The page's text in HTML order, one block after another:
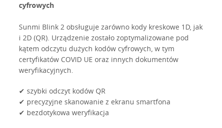
cyfrowych
Sunmi Blink 2 obsługuje zarówno kody kreskowe 1D, jak
i 2D (QR). Urządzenie zostało zoptymalizowane pod
kątem odczytu dużych kodów cyfrowych, w tym
certyfikatów COVID UE oraz innych dokumentów
weryfikacyjnych.
✔ szybki odczyt kodów QR
✔ precyzyjne skanowanie z ekranu smartfona
✔ bezdotykowa weryfikacja